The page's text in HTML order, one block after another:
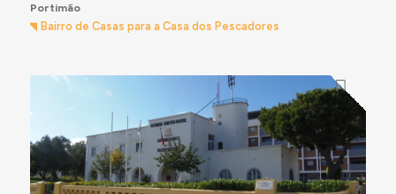
Portimão
Bairro de Casas para a Casa dos Pescadores